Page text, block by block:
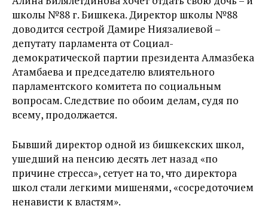
школы №88 г. Бишкека. Директор школы №88
доводится сестрой Дамире Ниязалиевой –
депутату парламента от Социал-
демократической партии президента Алмазбека
Атамбаева и председателю влиятельного
парламентского комитета по социальным
вопросам. Следствие по обоим делам, судя по
всему, продолжается.
Бывший директор одной из бишкекских школ,
ушедший на пенсию десять лет назад «по
причине стресса», сетует на то, что директора
школ стали легкими мишенями, «сосредоточием
ненависти к властям».